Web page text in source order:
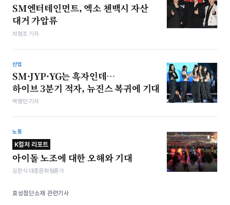
SM엔터테인먼트, 엑소 첸백시 자산
대거 가압류
차형조 기자
산업
SM·JYP·YG는 흑자인데…
하이브 3분기 적자, 뉴진스 복귀에 기대
박형민 기자
노동
K컬처 리포트
아이돌 노조에 대한 오해와 기대
김헌식 대중문화평론가
효성첨단소재 관련기사